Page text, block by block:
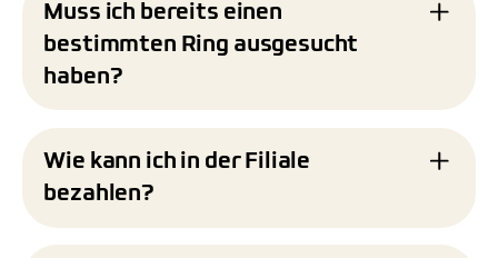
Muss ich bereits einen
bestimmten Ring ausgesucht
haben?
bereits ausgesucht haben. Wir begleiten Sie
Trauringgestaltung. Wenn Sie klare
Vorstellungen haben, setzen wir diese
selbstverständlich gerne um. Falls Sie jedoch
Wie kann ich in der Filiale
bezahlen?